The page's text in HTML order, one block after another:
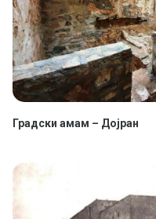
Градски амам – Дојран